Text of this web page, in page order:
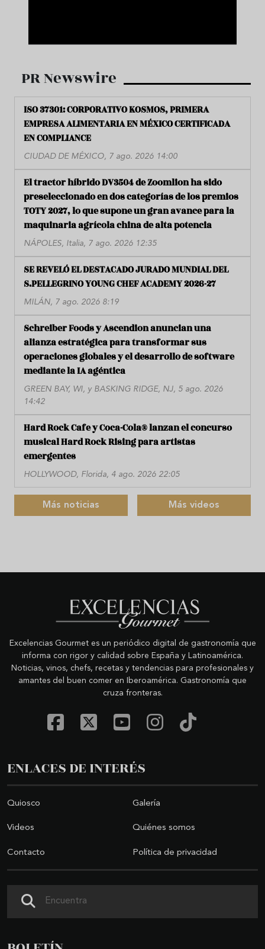
PR Newswire
ISO 37301: CORPORATIVO KOSMOS, PRIMERA
EMPRESA ALIMENTARIA EN MÉXICO CERTIFICADA
EN COMPLIANCE
CIUDAD DE MÉXICO, 7 ago. 2026 14:00
El tractor híbrido DV3504 de Zoomlion ha sido
preseleccionado en dos categorías de los premios
TOTY 2027, lo que supone un gran avance para la
maquinaria agrícola china de alta potencia
NÁPOLES, Italia, 7 ago. 2026 12:35
SE REVELÓ EL DESTACADO JURADO MUNDIAL DEL
S.PELLEGRINO YOUNG CHEF ACADEMY 2026-27
MILÁN, 7 ago. 2026 8:19
Schreiber Foods y Ascendion anuncian una
alianza estratégica para transformar sus
operaciones globales y el desarrollo de software
mediante la IA agéntica
GREEN BAY, WI, y BASKING RIDGE, NJ, 5 ago. 2026
14:42
Hard Rock Cafe y Coca-Cola® lanzan el concurso
musical Hard Rock Rising para artistas
emergentes
HOLLYWOOD, Florida, 4 ago. 2026 22:05
Más noticias Más videos
Excelencias Gourmet es un periódico digital de gastronomía que
informa con rigor y calidad sobre España y Latinoamérica.
Noticias, vinos, chefs, recetas y tendencias para profesionales y
amantes del buen comer en Iberoamérica. Gastronomía que
cruza fronteras.
ENLACES DE INTERÉS
Quiosco Galería
Videos Quiénes somos
Contacto Política de privacidad